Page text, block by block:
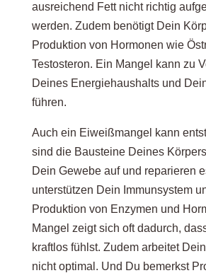
ausreichend Fett nicht richtig
werden. Zudem benötigt Dein
Produktion von Hormonen wie
Testosteron. Ein Mangel kann zu
Deines Energiehaushalts und
führen.
Auch ein Eiweißmangel kann
sind die Bausteine Deines
Dein Gewebe auf und reparieren
unterstützen Dein Immunsystem
Produktion von Enzymen und
Mangel zeigt sich oft dadurch,
kraftlos fühlst. Zudem arbeitet
nicht optimal. Und Du bemerkst